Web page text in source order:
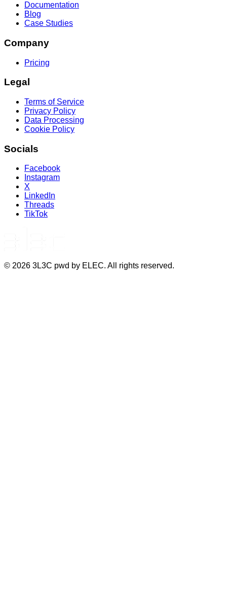
Documentation
Blog
Case Studies
Company
Pricing
Legal
Terms of Service
Privacy Policy
Data Processing
Cookie Policy
Socials
Facebook
Instagram
X
LinkedIn
Threads
TikTok
© 2026 3L3C pwd by ELEC. All rights reserved.